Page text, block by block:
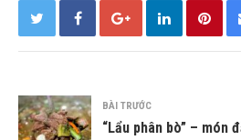
BÀI TRƯỚC
“Lẩu phân bò” – món